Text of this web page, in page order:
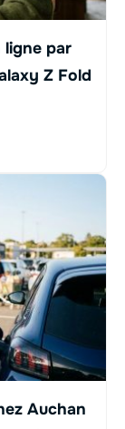
ligne par
Z Fold
Auchan